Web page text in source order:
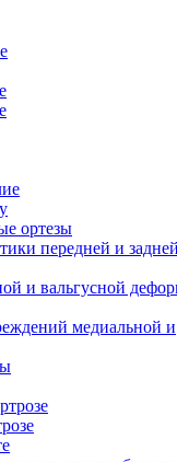
ортезы
передней и
и вальгусной
медиальной и